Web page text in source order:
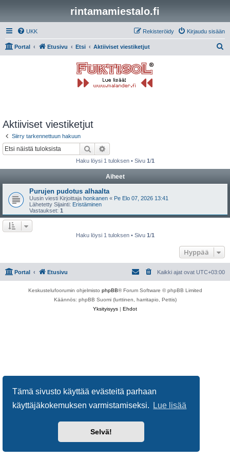
Tämä sivusto käyttää evästeitä parhaan
käyttäjäkokemuksen varmistamiseksi.
Lue lisää
Selvä!
rintamamiestalo.fi
UKK Kirjaudu sisään
Rekisteröidy
Portal Etusivu Etsi Aktiiviset viestiketjut
Aktiiviset viestiketjut
Siirry tarkennettuun hakuun
Etsi
Haku löysi 1 tuloksen • Sivu 1/1
Aiheet
Purujen pudotus alhaalta
Uusin viesti Kirjoittaja honkanen « Pe Elo 07, 2026 13:41
Lähetetty Sijainti: Eristäminen
Vastaukset: 1
Haku löysi 1 tuloksen • Sivu 1/1
Hyppää
Portal Etusivu Kaikki ajat ovat UTC+03:00
Keskustelufoorumin ohjelmisto phpBB® Forum Software © phpBB Limited
Käännös: phpBB Suomi (lurttinen, harritapio, Pettis)
Yksityisyys | Ehdot